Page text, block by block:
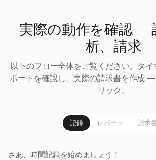
実際の動作を確認 —
析、請求
以下のフロー全体をご覧ください。タイ
ポートを確認し、実際の請求書を作成 —
リック。
記録 レポート 請求
さあ、時間記録を始めましょう！